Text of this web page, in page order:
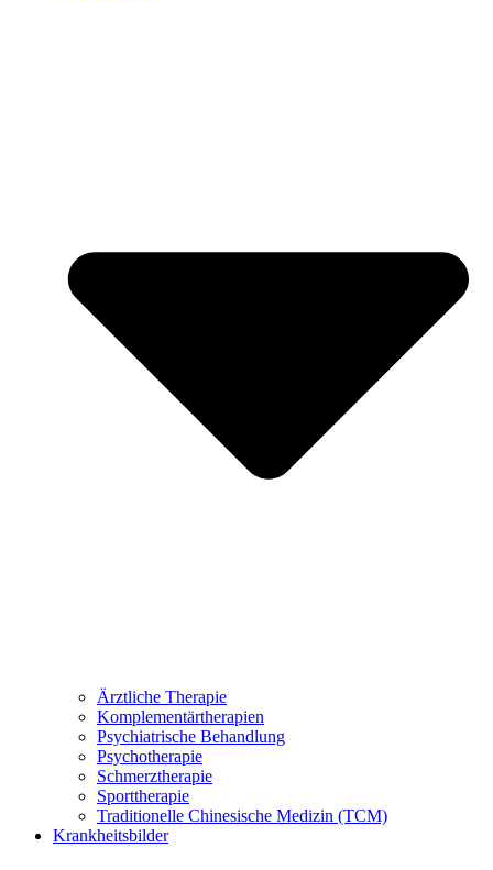
Ärztliche Therapie
Komplementärtherapien
Psychiatrische Behandlung
Psychotherapie
Schmerztherapie
Sporttherapie
Traditionelle Chinesische Medizin (TCM)
Krankheitsbilder